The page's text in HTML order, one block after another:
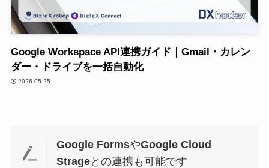
Google Workspace API連携ガイド｜Gmail・カレン
ダー・ドライブを一括自動化
2026.05.25
Google FormsやGoogle Cloud
Strageとの連携も可能です